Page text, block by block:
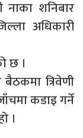
नाका शनिबार
अधिकारी
छ ।
त्रिवेणी
कडाइ गर्ने
।